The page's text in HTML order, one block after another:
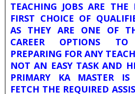
TEACHING JOBS ARE THE
FIRST CHOICE OF
AS THEY ARE ONE OF
CAREER OPTIONS TO
PREPARING FOR ANY
NOT AN EASY TASK AND
PRIMARY KA MASTER
FETCH THE REQUIRED